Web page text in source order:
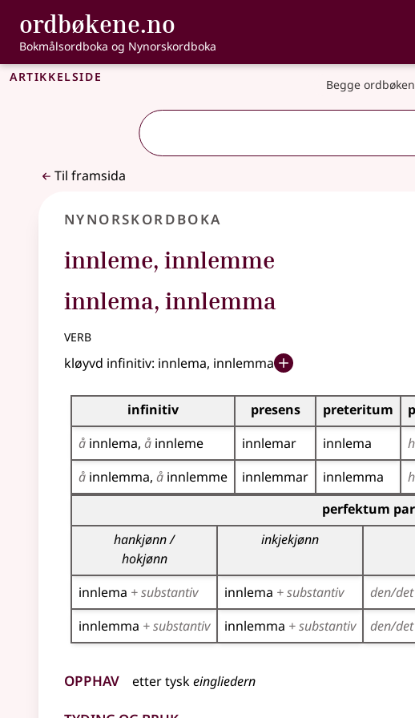
Gå til hovudinnhald
Tilgjenge
ordbøkene.no , Bokmålsordboka
Bokmålsordboka og Nynorskordboka
Artikkelside Begge
Til framsida
Nynorskordboka
innleme, innlemme
innlema, innlemma
verb
kløyvd infinitiv: innlema, innlemma
Bøyningstabell for dette verbet
infinitiv presens preteritum
å innlema å innleme innlemar innlema
å innlemma å innlemme innlemmar innlemma
Bøyningstabell for dette verbet (partisippformer)
perfektum
hankjønn /
hokjønn
inkjekjønn
innlema + substantiv innlema + substantiv den/det
innlemma + substantiv innlemma + substantiv den/det
Opphav ettertyskeingliedern